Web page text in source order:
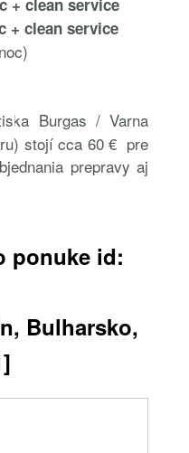
+ clean service
+ clean service
Burgas / Varna
stojí cca 60 € pre
prepravy aj
ponuke id:
Bulharsko,